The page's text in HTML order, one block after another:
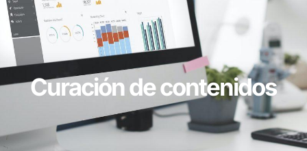
Curación de contenidos